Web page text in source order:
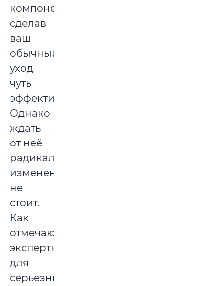
компонентов,
сделав
ваш
обычный
уход
чуть
эффективнее.
Однако
ждать
от неё
радикальных
изменений
не
стоит.
Как
отмечают
эксперты,
для
серьезных